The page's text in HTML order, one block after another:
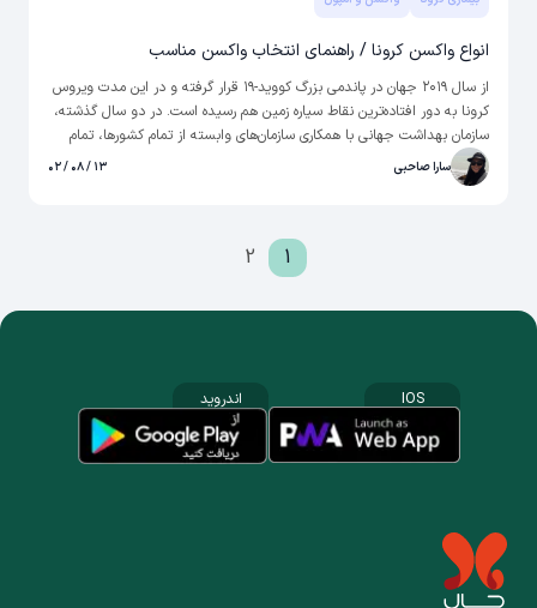
انواع واکسن کرونا / راهنمای انتخاب واکسن مناسب
از سال ۲۰۱۹ جهان در پاندمی بزرگ کووید-۱۹ قرار گرفته و در این مدت ویروس
کرونا به دور افتاده‌ترین نقاط سیاره زمین هم رسیده است. در دو سال گذشته،
سازمان بهداشت جهانی با همکاری سازمان‌های وابسته از تمام کشورها، تمام
تلاش خود را برای ردیابی بیماری، توزیع لوازم بهداشتی، افزایش امکانات
درمانی و کمک به تولید واکسن کرونا به کار گرفته است. در حـال حاضر،
کرونا در منزل می‌توانید از طریق این لینک اقدام کنید.
سارا صاحبی ۱۳ / ۰۸ / ۰۲
1
2
IOS اندروید